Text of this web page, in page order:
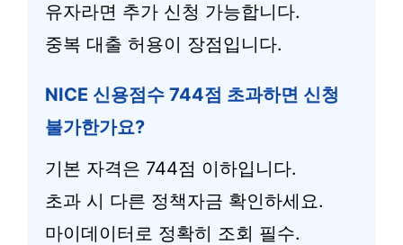
유자라면 추가 신청 가능합니다.
중복 대출 허용이 장점입니다.
NICE 신용점수 744점 초과하면 신청
불가한가요?
기본 자격은 744점 이하입니다.
초과 시 다른 정책자금 확인하세요.
마이데이터로 정확히 조회 필수.